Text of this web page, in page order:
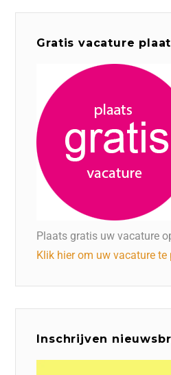
Gratis vacature
Plaats gratis uw vacature
Klik hier om uw vacature te
Inschrijven